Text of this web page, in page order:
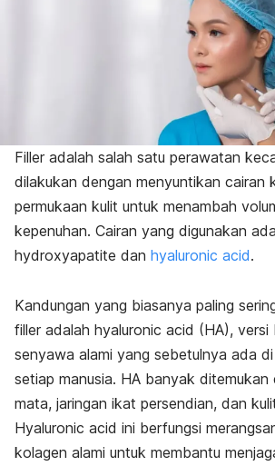
Filler adalah salah satu perawatan
dilakukan dengan menyuntikan cairan
permukaan kulit untuk menambah
kepenuhan. Cairan yang digunakan
hydroxyapatite dan hyaluronic acid.
Kandungan yang biasanya paling
filler adalah hyaluronic acid (HA), versi
senyawa alami yang sebetulnya ada
setiap manusia. HA banyak ditemukan
mata, jaringan ikat persendian, dan
Hyaluronic acid ini berfungsi
kolagen alami untuk membantu